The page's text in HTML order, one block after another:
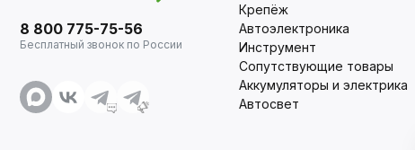
8 800 775-75-56
Бесплатный звонок по России
Крепёж
Автоэлектроника
Инструмент
Сопутствующие товары
Аккумуляторы и электрика
Автосвет